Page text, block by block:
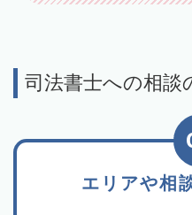
司法書士への相談
エリアや相